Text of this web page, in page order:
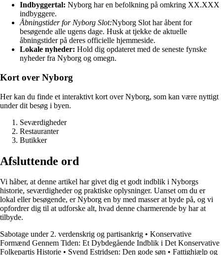
Indbyggertal: Nyborg har en befolkning på omkring XX.XXX
indbyggere.
Åbningstider for Nyborg Slot:Nyborg Slot har åbent for
besøgende alle ugens dage. Husk at tjekke de aktuelle
åbningstider på deres officielle hjemmeside.
Lokale nyheder: Hold dig opdateret med de seneste fynske
nyheder fra Nyborg og omegn.
Kort over Nyborg
Her kan du finde et interaktivt kort over Nyborg, som kan være nyttigt
under dit besøg i byen.
Seværdigheder
Restauranter
Butikker
Afsluttende ord
Vi håber, at denne artikel har givet dig et godt indblik i Nyborgs
historie, seværdigheder og praktiske oplysninger. Uanset om du er
lokal eller besøgende, er Nyborg en by med masser at byde på, og vi
opfordrer dig til at udforske alt, hvad denne charmerende by har at
tilbyde.
Sabotage under 2. verdenskrig og partisankrig • Konservative
Formænd Gennem Tiden: Et Dybdegående Indblik i Det Konservative
Folkepartis Historie • Svend Estridsen: Den gode søn • Fattighjælp og